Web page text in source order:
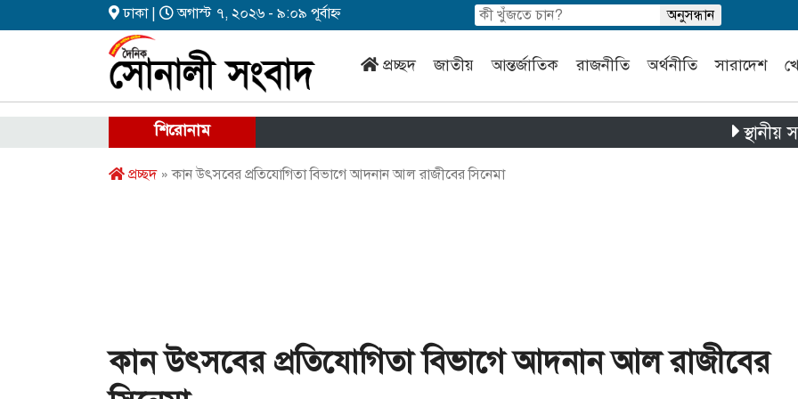
ঢাকা | অগাস্ট ৭, ২০২৬ - ৯:০৯ পূর্বাহ্ন
প্রচ্ছদ জাতীয় আন্তর্জাতিক রাজনীতি অর্থনীতি সারাদেশ
শিরোনাম স্থানীয় সরকার
প্রচ্ছদ» কান উৎসবের প্রতিযোগিতা বিভাগে আদনান আল রাজীবের সিনেমা
কান উৎসবের প্রতিযোগিতা বিভাগে আদনান আল রাজীবের